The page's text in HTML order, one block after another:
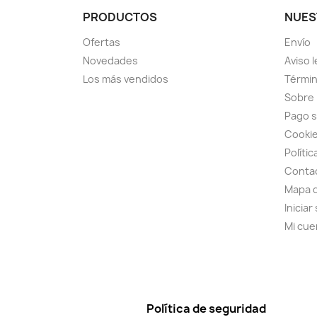
PRODUCTOS
Ofertas
Novedades
Los más vendidos
Envío
Aviso
Pago
Mapa
Iniciar
Mi
Política de seguridad